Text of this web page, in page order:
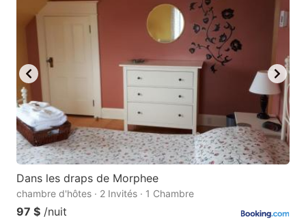
Dans les draps de Morphee
chambre d'hôtes · 2 Invités · 1 Chambre
97 $ /nuit